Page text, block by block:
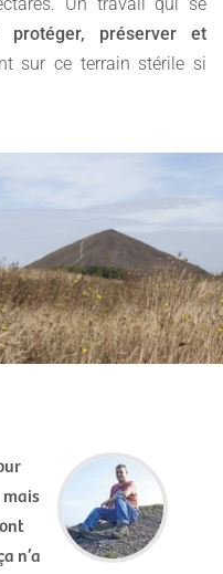
protéger, préserver et
sur ce terrain stérile si
mais
n’a